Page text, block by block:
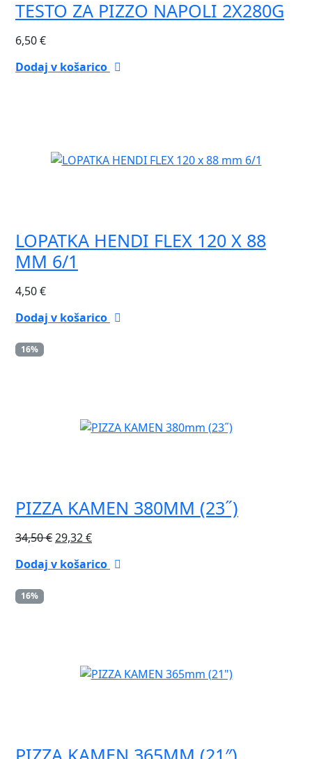
TESTO ZA PIZZO NAPOLI 2X280G
6,50€
Dodaj v košarico
LOPATKA HENDI FLEX 120 X 88
MM 6/1
4,50€
Dodaj v košarico
16%
PIZZA KAMEN 380MM (23˝)
34,50€ Izvirna
je
29,32€Trenutna
je:
Dodaj v košarico
16%